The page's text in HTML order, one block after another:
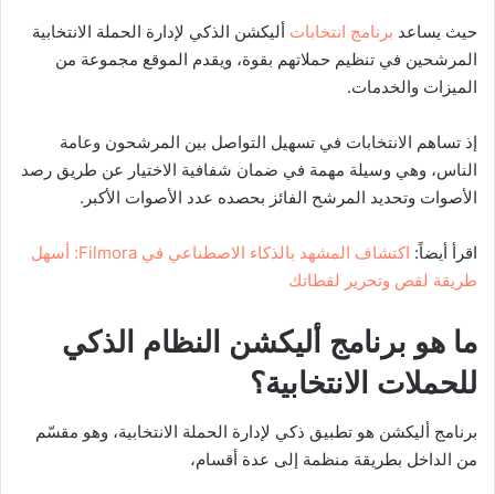
حيث يساعد برنامج انتخابات أليكشن الذكي لإدارة الحملة الانتخابية
المرشحين في تنظيم حملاتهم بقوة، ويقدم الموقع مجموعة من
الميزات والخدمات.
إذ تساهم الانتخابات في تسهيل التواصل بين المرشحون وعامة
الناس، وهي وسيلة مهمة في ضمان شفافية الاختيار عن طريق رصد
الأصوات وتحديد المرشح الفائز بحصده عدد الأصوات الأكبر.
اقرأ أيضاً:
اكتشاف المشهد بالذكاء الاصطناعي في Filmora: أسهل
طريقة لقص وتحرير لقطاتك
ما هو برنامج أليكشن النظام الذكي
للحملات الانتخابية؟
برنامج أليكشن هو تطبيق ذكي لإدارة الحملة الانتخابية، وهو مقسّم
من الداخل بطريقة منظمة إلى عدة أقسام،